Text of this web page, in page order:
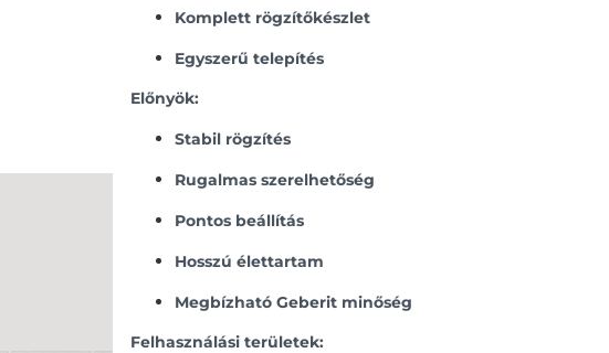
Komplett rögzítőkészlet
Egyszerű telepítés
Előnyök:
Stabil rögzítés
Rugalmas szerelhetőség
Pontos beállítás
Hosszú élettartam
Megbízható Geberit minőség
Felhasználási területek: